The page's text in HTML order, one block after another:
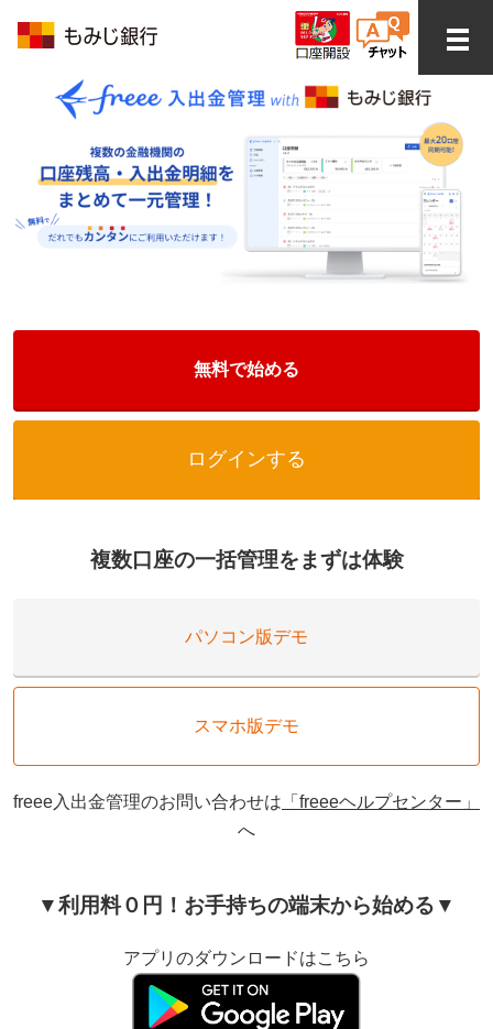
無料で始める
ログインする
複数口座の一括管理をまずは体験
パソコン版デモ
スマホ版デモ
freee入出金管理のお問い合わせは 「freeeヘルプセンター」
へ
▼利用料０円！お手持ちの端末から始める▼
アプリのダウンロードはこちら